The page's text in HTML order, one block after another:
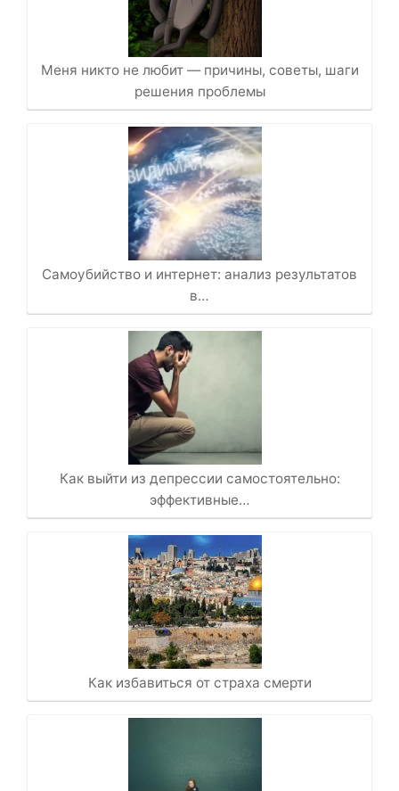
Меня никто не любит — причины, советы, шаги
решения проблемы
Самоубийство и интернет: анализ результатов
в…
Как выйти из депрессии самостоятельно:
эффективные…
Как избавиться от страха смерти